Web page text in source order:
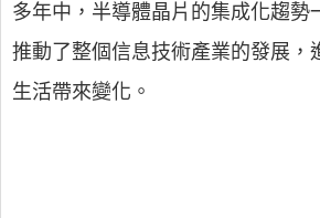
多年中，半導體晶片的集成化趨勢
推動了整個信息技術產業的發展，
生活帶來變化。